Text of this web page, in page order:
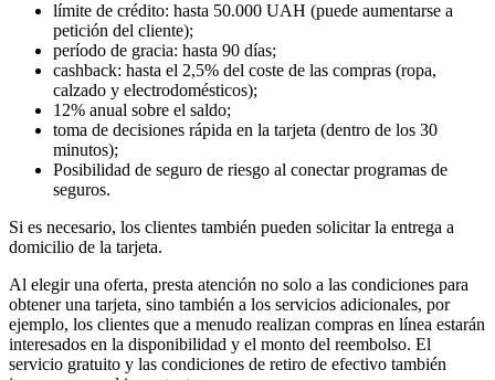
límite de crédito: hasta 50.000 UAH (puede aumentarse a
petición del cliente);
período de gracia: hasta 90 días;
cashback: hasta el 2,5% del coste de las compras (ropa,
calzado y electrodomésticos);
12% anual sobre el saldo;
toma de decisiones rápida en la tarjeta (dentro de los 30
minutos);
Posibilidad de seguro de riesgo al conectar programas de
seguros.
Si es necesario, los clientes también pueden solicitar la entrega a
domicilio de la tarjeta.
Al elegir una oferta, presta atención no solo a las condiciones para
obtener una tarjeta, sino también a los servicios adicionales, por
ejemplo, los clientes que a menudo realizan compras en línea estarán
interesados ​​​​en la disponibilidad y el monto del reembolso. El
servicio gratuito y las condiciones de retiro de efectivo también